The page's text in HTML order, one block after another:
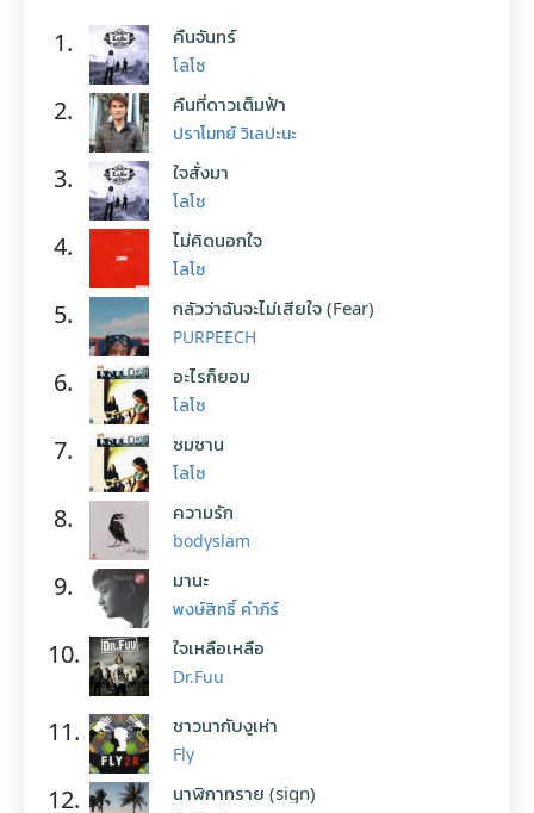
1. คืนจันทร์
โลโซ
2. คืนที่ดาวเต็มฟ้า
ปราโมทย์ วิเลปะนะ
3. ใจสั่งมา
โลโซ
4. ไม่คิดนอกใจ
โลโซ
5. กลัวว่าฉันจะไม่เสียใจ (Fear)
PURPEECH
6. อะไรก็ยอม
โลโซ
7. ซมซาน
โลโซ
8. ความรัก
bodyslam
9. มานะ
พงษ์สิทธิ์ คำภีร์
10. ใจเหลือเหลือ
Dr.Fuu
11. ชาวนากับงูเห่า
Fly
12. นาฬิกาทราย (sign)